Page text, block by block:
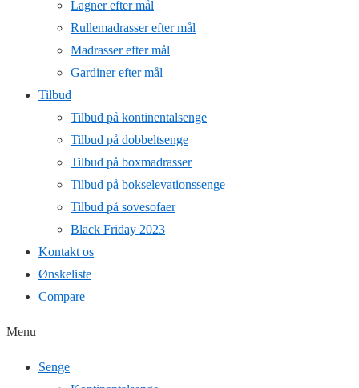
Lagner efter mål
Rullemadrasser efter mål
Madrasser efter mål
Gardiner efter mål
Tilbud
Tilbud på kontinentalsenge
Tilbud på dobbeltsenge
Tilbud på boxmadrasser
Tilbud på bokselevationssenge
Tilbud på sovesofaer
Black Friday 2023
Kontakt os
Ønskeliste
Compare
Menu
Senge